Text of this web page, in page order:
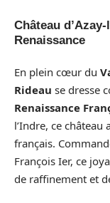
Château
Renaissance
En plein cœur du
Rideau se dresse
Renaissance
l’Indre, ce château
français.
François Ier, ce
de raffinement et